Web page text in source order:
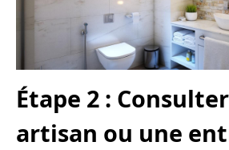
Étape 2 :
artisan ou une